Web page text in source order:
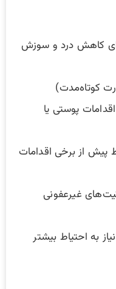
کاهش درد و سوزش
کوتاه‌مدت)
پوستی یا
از برخی اقدامات
غیرعفونی
به احتیاط بیشتر